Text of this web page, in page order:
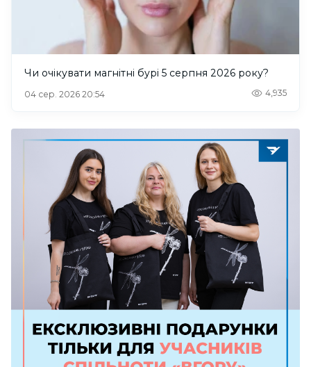
Чи очікувати магнітні бурі 5 серпня 2026 року?
04 сер. 2026 20:54 4,935